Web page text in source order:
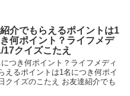
介でもらえるポイントは1
何ポイント？ライフメデ
17クイズこたえ
つき何ポイント？ライフメディ
えるポイントは1名につき何ポイ
クイズのこたえ お友達紹介でも